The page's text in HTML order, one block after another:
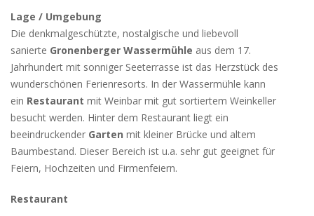
Lage / Umgebung
Die denkmalgeschützte, nostalgische und liebevoll
sanierte Gronenberger Wassermühle aus dem 17.
Jahrhundert mit sonniger Seeterrasse ist das Herzstück des
wunderschönen Ferienresorts. In der Wassermühle kann
ein Restaurant mit Weinbar mit gut sortiertem Weinkeller
besucht werden. Hinter dem Restaurant liegt ein
beeindruckender Garten mit kleiner Brücke und altem
Baumbestand. Dieser Bereich ist u.a. sehr gut geeignet für
Feiern, Hochzeiten und Firmenfeiern.
Restaurant